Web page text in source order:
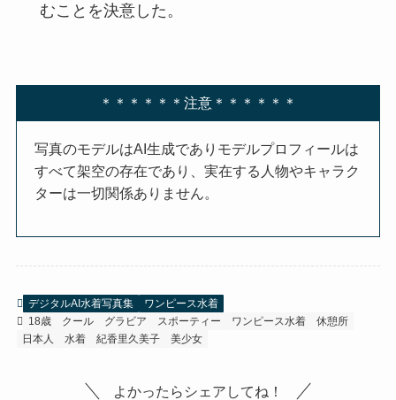
むことを決意した。
＊＊＊＊＊＊注意＊＊＊＊＊＊
写真のモデルはAI生成でありモデルプロフィールは
すべて架空の存在であり、実在する人物やキャラク
ターは一切関係ありません。
デジタルAI水着写真集
ワンピース水着
18歳
クール グラビア スポーティー ワンピース水着
休憩所
日本人
水着 紀香里久美子 美少女
よかったらシェアしてね！